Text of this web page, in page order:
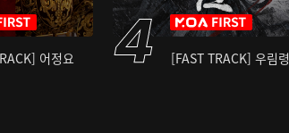
어정요 [FAST TRACK] 우림령